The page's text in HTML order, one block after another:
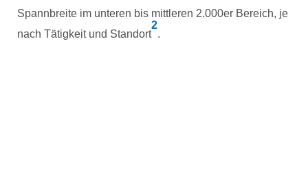
Spannbreite im unteren bis mittleren 2.000er Bereich, je
nach Tätigkeit und Standort
2
.